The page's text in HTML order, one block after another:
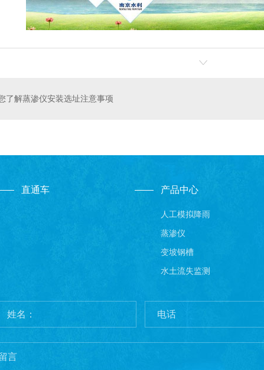
了解蒸渗仪安装选址注意事项
直通车 产品中心
人工模拟降雨
蒸渗仪
变坡钢槽
水土流失监测